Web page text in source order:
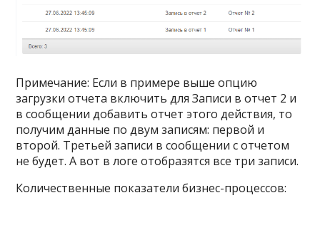
Примечание: Если в примере выше опцию
загрузки отчета включить для Записи в отчет 2 и
в сообщении добавить отчет этого действия, то
получим данные по двум записям: первой и
второй. Третьей записи в сообщении с отчетом
не будет. А вот в логе отобразятся все три записи.
Количественные показатели бизнес-процессов: